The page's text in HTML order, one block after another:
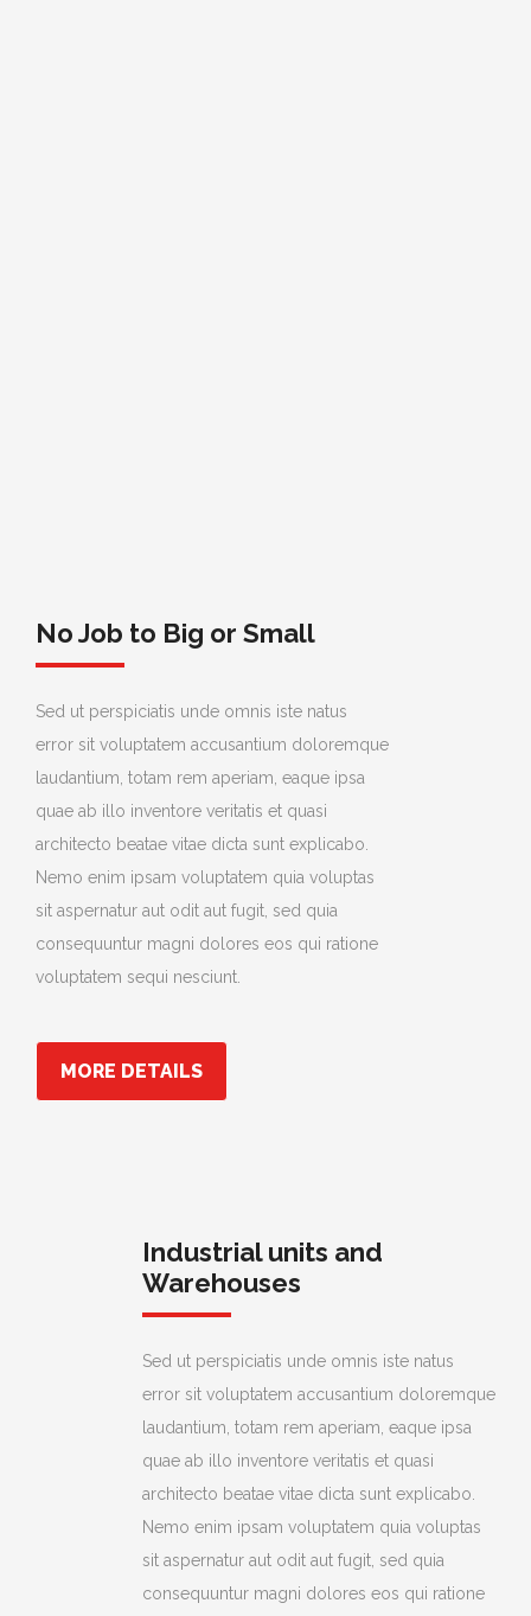
No Job to Big or Small
Sed ut perspiciatis unde omnis iste natus
error sit voluptatem accusantium doloremque
laudantium, totam rem aperiam, eaque ipsa
quae ab illo inventore veritatis et quasi
architecto beatae vitae dicta sunt explicabo.
Nemo enim ipsam voluptatem quia voluptas
sit aspernatur aut odit aut fugit, sed quia
consequuntur magni dolores eos qui ratione
voluptatem sequi nesciunt.
MORE DETAILS
Industrial units and
Warehouses
Sed ut perspiciatis unde omnis iste natus
error sit voluptatem accusantium doloremque
laudantium, totam rem aperiam, eaque ipsa
quae ab illo inventore veritatis et quasi
architecto beatae vitae dicta sunt explicabo.
Nemo enim ipsam voluptatem quia voluptas
sit aspernatur aut odit aut fugit, sed quia
consequuntur magni dolores eos qui ratione